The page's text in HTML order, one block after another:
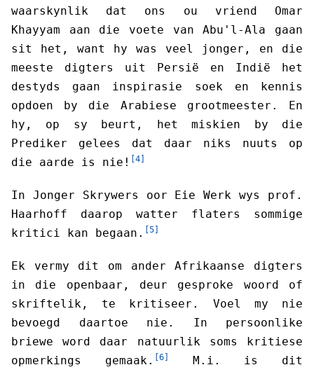
waarskynlik dat ons ou vriend Omar
Khayyam aan die voete van Abu'l-Ala gaan
sit het, want hy was veel jonger, en die
meeste digters uit Persië en Indië het
destyds gaan inspirasie soek en kennis
opdoen by die Arabiese grootmeester. En
hy, op sy beurt, het miskien by die
Prediker gelees dat daar niks nuuts op
die aarde is nie!
[4]
In Jonger Skrywers oor Eie Werk wys prof.
Haarhoff daarop watter flaters sommige
kritici kan begaan.
[5]
Ek vermy dit om ander Afrikaanse digters
in die openbaar, deur gesproke woord of
skriftelik, te kritiseer. Voel my nie
bevoegd daartoe nie. In persoonlike
briewe word daar natuurlik soms kritiese
opmerkings gemaak.
[6]
M.i. is dit